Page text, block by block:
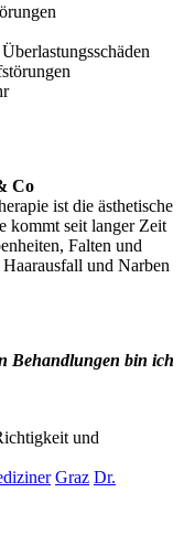
Co
ist die ästhetische
kommt seit langer Zeit
Falten und
und Narben
Behandlungen bin ich
und
Graz Dr.